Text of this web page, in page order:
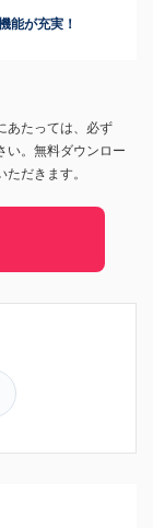
能が充実！
あたっては、必ず
い。無料ダウンロー
だきます。